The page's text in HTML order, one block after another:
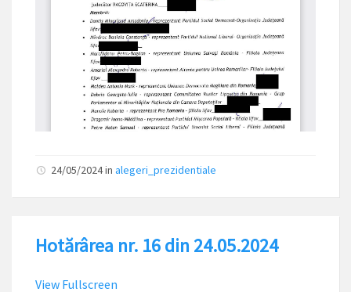
24/05/2024in alegeri_prezidentiale
Hotărârea nr. 16 din 24.05.2024
View Fullscreen